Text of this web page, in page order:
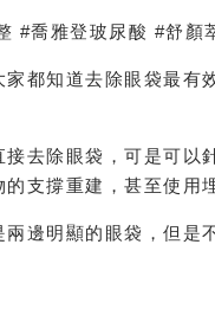
#喬雅登玻尿酸 #舒顏
都知道去除眼袋最
去除眼袋，可是可
支撐重建，甚至使用
邊明顯的眼袋，但是